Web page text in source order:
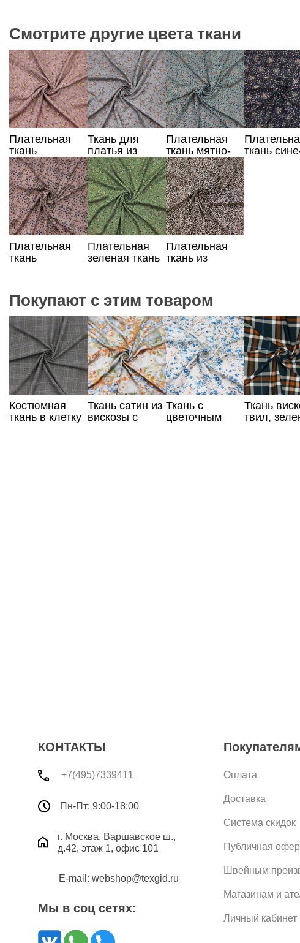
Смотрите другие цвета ткани
Плательная
ткань
пепельно-
розовая в
цветы
Ткань для
платья из
100% вискозы
Плательная
ткань мятно-
желтого цвета
ткань
Плательная
ткань
Плательная
зеленая ткань
Плательная
ткань из
рисунком
Покупают с этим товаром
Костюмная
ткань в клетку
Ткань сатин из
вискозы с
Ткань с
цветочным
Ткань
твил,
КОНТАКТЫ
+7(495)7339411
Пн-Пт: 9:00-18:00
г. Москва, Варшавское ш.,
д.42, этаж 1, офис 101
E-mail: webshop@texgid.ru
Мы в соц сетях:
Оплата
Доставка
Система скидок
Публичная
Швейным
Магазинам и
Личный кабинет